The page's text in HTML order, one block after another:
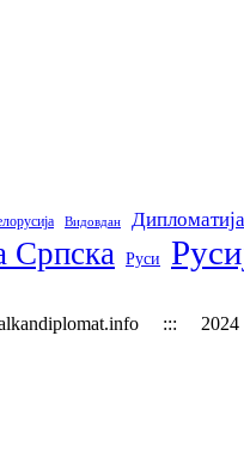
Видовдан Дипломатија
Српска Руси
:::